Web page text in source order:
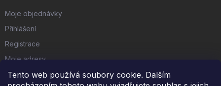
Tento web používá soubory cookie. Dalším
Moje objednávky
Přihlášení
Registrace
Moje adresy